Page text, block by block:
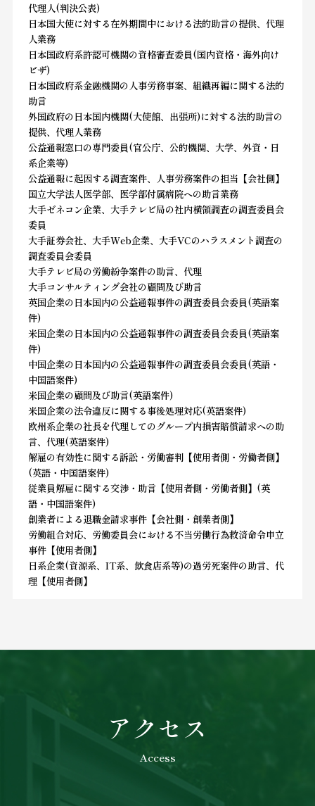
代理人(判決公表)
日本国大使に対する在外期間中における法的助言の提供、代理
人業務
日本国政府系許認可機関の資格審査委員(国内資格・海外向け
ビザ)
日本国政府系金融機関の人事労務事案、組織再編に関する法的
助言
外国政府の日本国内機関(大使館、出張所)に対する法的助言の
提供、代理人業務
公益通報窓口の専門委員(官公庁、公的機関、大学、外資・日
系企業等)
公益通報に起因する調査案件、人事労務案件の担当【会社側】
国立大学法人医学部、医学部付属病院への助言業務
大手ゼネコン企業、大手テレビ局の社内横領調査の調査委員会
委員
大手証券会社、大手Web企業、大手VCのハラスメント調査の
調査委員会委員
大手テレビ局の労働紛争案件の助言、代理
大手コンサルティング会社の顧問及び助言
英国企業の日本国内の公益通報事件の調査委員会委員(英語案
件)
米国企業の日本国内の公益通報事件の調査委員会委員(英語案
件)
中国企業の日本国内の公益通報事件の調査委員会委員(英語・
中国語案件)
米国企業の顧問及び助言(英語案件)
米国企業の法令違反に関する事後処理対応(英語案件)
欧州系企業の社長を代理してのグループ内損害賠償請求への助
言、代理(英語案件)
解雇の有効性に関する訴訟・労働審判【使用者側・労働者側】
(英語・中国語案件)
従業員解雇に関する交渉・助言【使用者側・労働者側】(英
語・中国語案件)
創業者による退職金請求事件【会社側・創業者側】
労働組合対応、労働委員会における不当労働行為救済命令申立
事件【使用者側】
日系企業(資源系、IT系、飲食店系等)の過労死案件の助言、代
理【使用者側】
アクセス
Access